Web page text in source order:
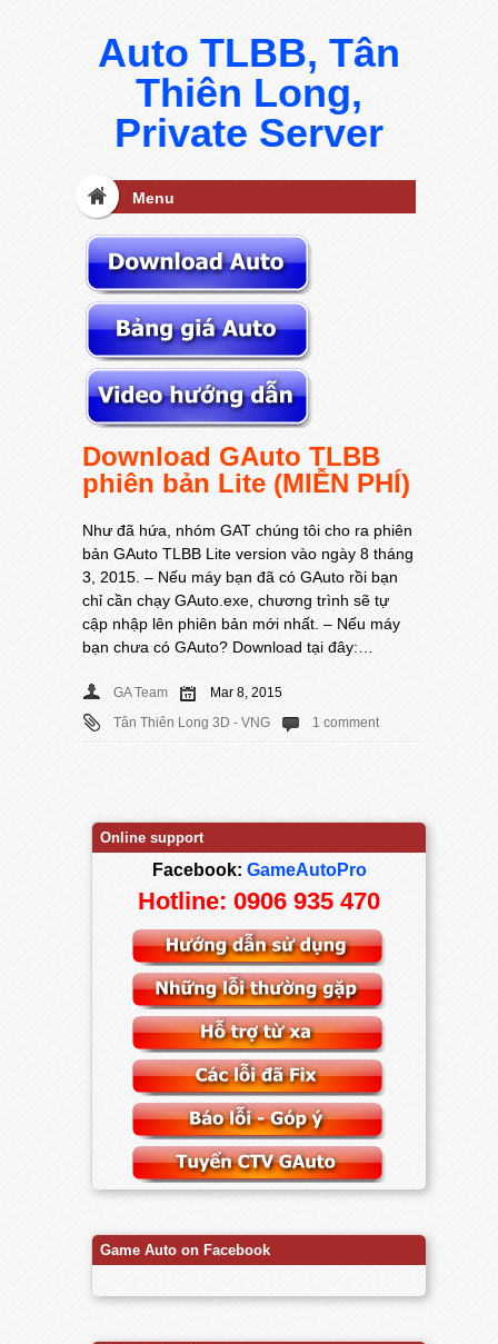
Auto TLBB, Tân
Thiên Long,
Private Server
Menu
Download GAuto TLBB
phiên bản Lite (MIỄN PHÍ)
Như đã hứa, nhóm GAT chúng tôi cho ra phiên
bản GAuto TLBB Lite version vào ngày 8 tháng
3, 2015. – Nếu máy bạn đã có GAuto rồi bạn
chỉ cần chạy GAuto.exe, chương trình sẽ tự
cập nhập lên phiên bản mới nhất. – Nếu máy
bạn chưa có GAuto? Download tại đây:…
GA Team
Mar 8, 2015
Tân Thiên Long 3D - VNG
1 comment
Online support
Facebook: GameAutoPro
Hotline: 0906 935 470
Game Auto on Facebook